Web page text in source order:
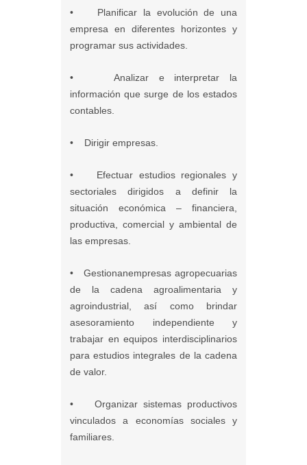
• Planificar la evolución de una
empresa en diferentes horizontes y
programar sus actividades.
• Analizar e interpretar la
información que surge de los estados
contables.
• Dirigir empresas.
• Efectuar estudios regionales y
sectoriales dirigidos a definir la
situación económica – financiera,
productiva, comercial y ambiental de
las empresas.
• Gestionanempresas agropecuarias
de la cadena agroalimentaria y
agroindustrial, así como brindar
asesoramiento independiente y
trabajar en equipos interdisciplinarios
para estudios integrales de la cadena
de valor.
• Organizar sistemas productivos
vinculados a economías sociales y
familiares.